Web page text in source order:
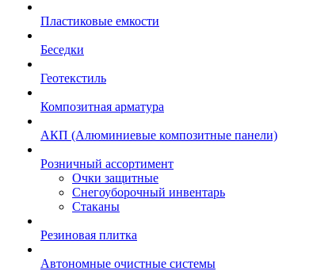
Пластиковые емкости
Беседки
Геотекстиль
Композитная арматура
АКП (Алюминиевые композитные панели)
Розничный ассортимент
Очки защитные
Снегоуборочный инвентарь
Стаканы
Резиновая плитка
Автономные очистные системы